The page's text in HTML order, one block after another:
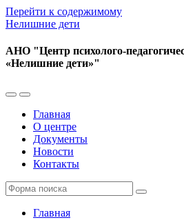
Перейти к содержимому
Нелишние дети
АНО "Центр психолого-
«Нелишние дети»"
Переключить
мобильное
меню
Переключить
поле
поиска
Главная
О центре
Документы
Новости
Контакты
Поиск
Главная